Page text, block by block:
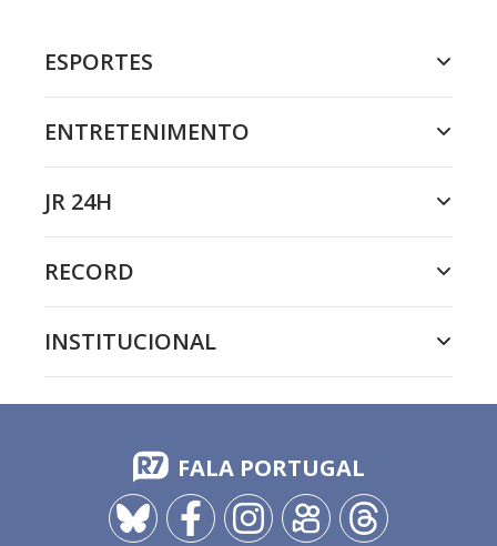
ESPORTES
ENTRETENIMENTO
JR 24H
RECORD
INSTITUCIONAL
FALA PORTUGAL